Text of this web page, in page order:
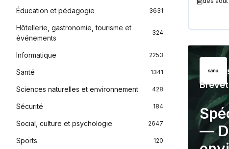
Éducation et pédagogie 3631
Hôtellerie, gastronomie, tourisme et
événements
324
Informatique 2253
Santé 1341
Sciences naturelles et environnement 428
Sécurité 184
Social, culture et psychologie 2647
Sports 120
2027-
—